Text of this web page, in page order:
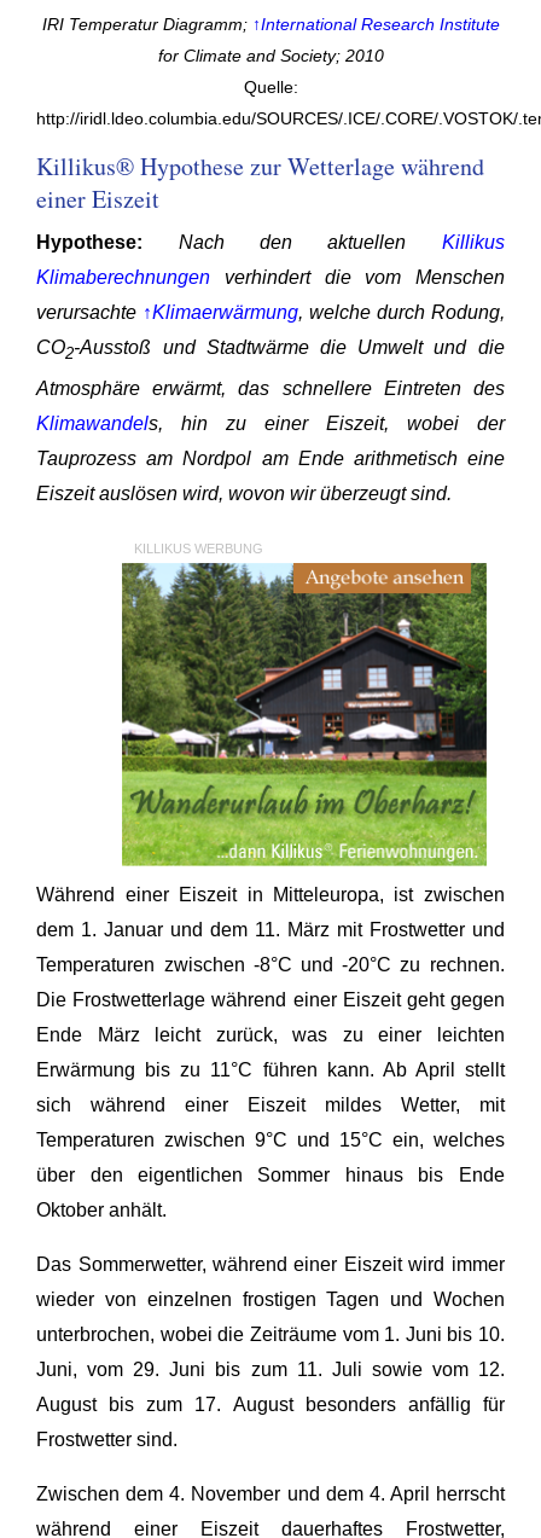
IRI Temperatur Diagramm; ↑International Research Institute
for Climate and Society; 2010
Quelle:
http://iridl.ldeo.columbia.edu/SOURCES/.ICE/.CORE/.VOSTOK/
Killikus® Hypothese zur Wetterlage während
einer Eiszeit
Hypothese: Nach den aktuellen Killikus
Klimaberechnungen verhindert die vom Menschen
verursachte ↑Klimaerwärmung, welche durch Rodung,
CO2-Ausstoß und Stadtwärme die Umwelt und die
Atmosphäre erwärmt, das schnellere Eintreten des
Klimawandels, hin zu einer Eiszeit, wobei der
Tauprozess am Nordpol am Ende arithmetisch eine
Eiszeit auslösen wird, wovon wir überzeugt sind.
KILLIKUS WERBUNG
Während einer Eiszeit in Mitteleuropa, ist zwischen
dem 1. Januar und dem 11. März mit Frostwetter und
Temperaturen zwischen -8°C und -20°C zu rechnen.
Die Frostwetterlage während einer Eiszeit geht gegen
Ende März leicht zurück, was zu einer leichten
Erwärmung bis zu 11°C führen kann. Ab April stellt
sich während einer Eiszeit mildes Wetter, mit
Temperaturen zwischen 9°C und 15°C ein, welches
über den eigentlichen Sommer hinaus bis Ende
Oktober anhält.
Das Sommerwetter, während einer Eiszeit wird immer
wieder von einzelnen frostigen Tagen und Wochen
unterbrochen, wobei die Zeiträume vom 1. Juni bis 10.
Juni, vom 29. Juni bis zum 11. Juli sowie vom 12.
August bis zum 17. August besonders anfällig für
Frostwetter sind.
Zwischen dem 4. November und dem 4. April herrscht
während einer Eiszeit dauerhaftes Frostwetter,